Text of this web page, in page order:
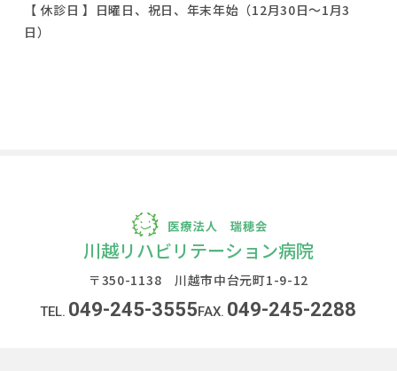
【 休診日 】日曜日、祝日、年末年始（12月30日～1月3
日）
川越リハビリテーション病院
〒350-1138 川越市中台元町1-9-12
049-245-3555 049-245-2288